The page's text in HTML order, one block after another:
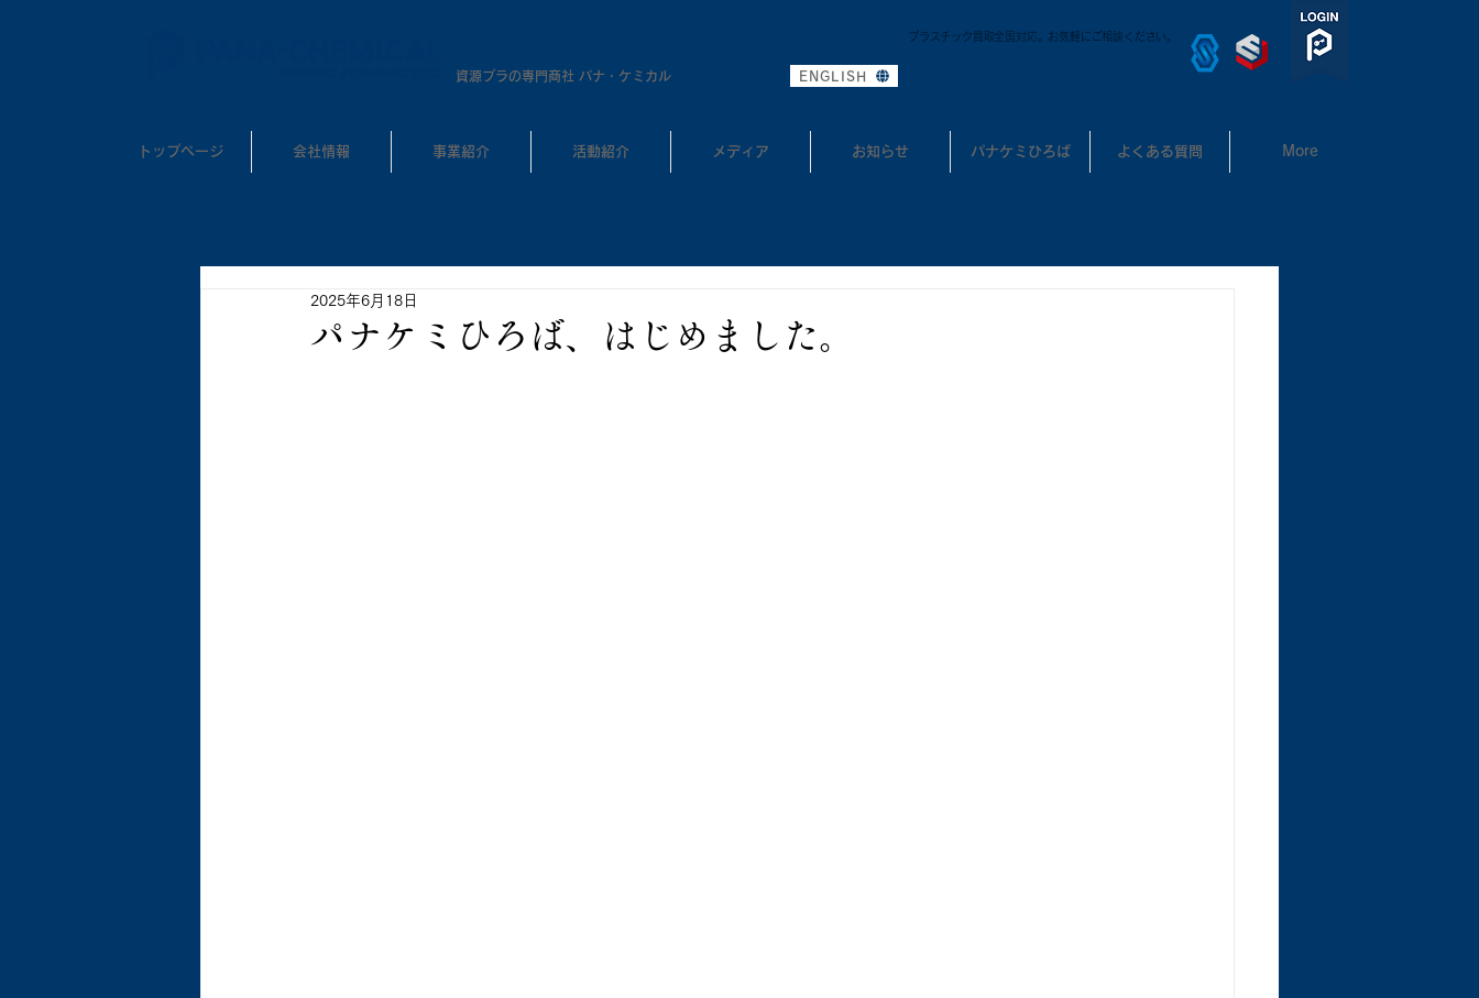
​資源プラの専門商社 パナ・ケミカル ENGLISH
プラスチック買取全国対応。お気軽にご相談ください。
トップページ 会社情報 事業紹介 活動紹介 メディア お知らせ パナケミひろば よくある質問 More
パナケミひろば、はじめました。
2025年6月18日